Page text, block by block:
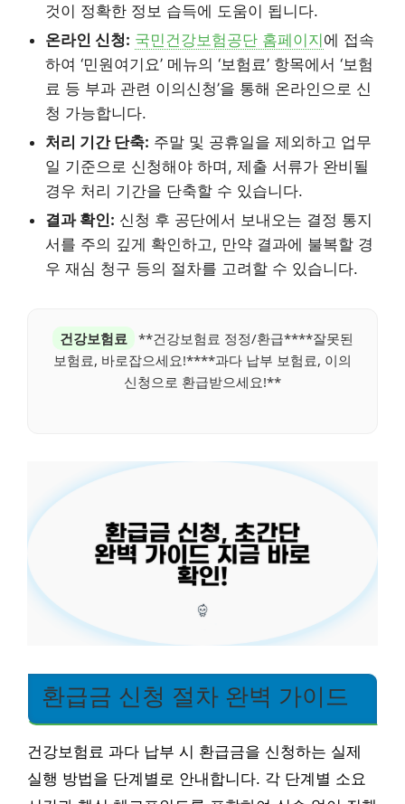
것이 정확한 정보 습득에 도움이 됩니다.
온라인 신청: 국민건강보험공단 홈페이지에 접속
하여 ‘민원여기요’ 메뉴의 ‘보험료’ 항목에서 ‘보험
료 등 부과 관련 이의신청’을 통해 온라인으로 신
청 가능합니다.
처리 기간 단축: 주말 및 공휴일을 제외하고 업무
일 기준으로 신청해야 하며, 제출 서류가 완비될
경우 처리 기간을 단축할 수 있습니다.
결과 확인: 신청 후 공단에서 보내오는 결정 통지
서를 주의 깊게 확인하고, 만약 결과에 불복할 경
우 재심 청구 등의 절차를 고려할 수 있습니다.
건강보험료
**건강보험료 정정/환급****잘못된
보험료, 바로잡으세요!****과다 납부 보험료, 이의
신청으로 환급받으세요!**
환급금 신청 절차 완벽 가이드
건강보험료 과다 납부 시 환급금을 신청하는 실제
실행 방법을 단계별로 안내합니다. 각 단계별 소요